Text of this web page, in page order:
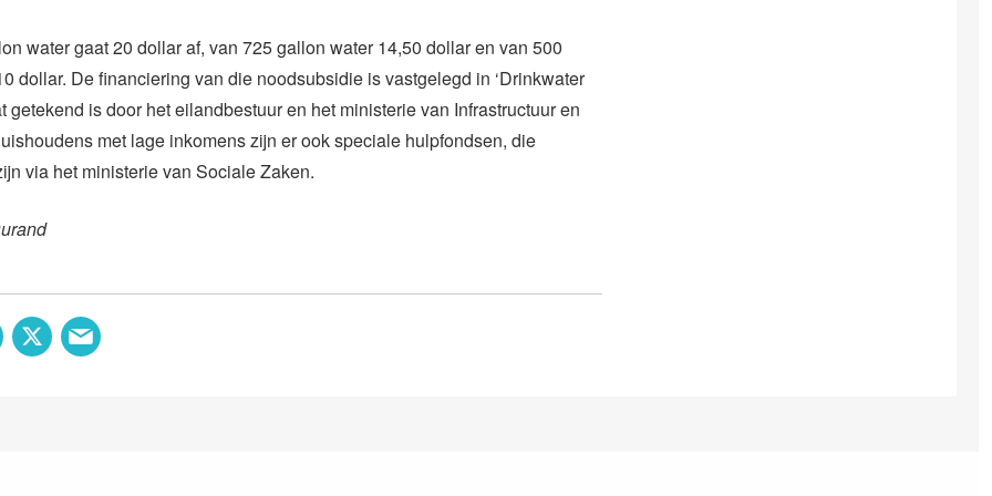
water gaat 20 dollar af, van 725 gallon water 14,50 dollar en van 500
dollar. De financiering van die noodsubsidie is vastgelegd in ‘Drinkwater
getekend is door het eilandbestuur en het ministerie van Infrastructuur en
met lage inkomens zijn er ook speciale hulpfondsen, die
via het ministerie van Sociale Zaken.